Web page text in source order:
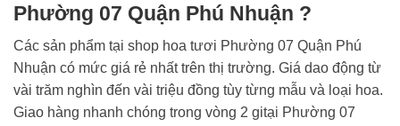
Phường 07 Quận Phú Nhuận ?
Các sản phẩm tại shop hoa tươi Phường 07 Quận Phú
Nhuận có mức giá rẻ nhất trên thị trường. Giá dao động từ
vài trăm nghìn đến vài triệu đồng tùy từng mẫu và loại hoa.
Giao hàng nhanh chóng trong vòng 2 gitại Phường 07